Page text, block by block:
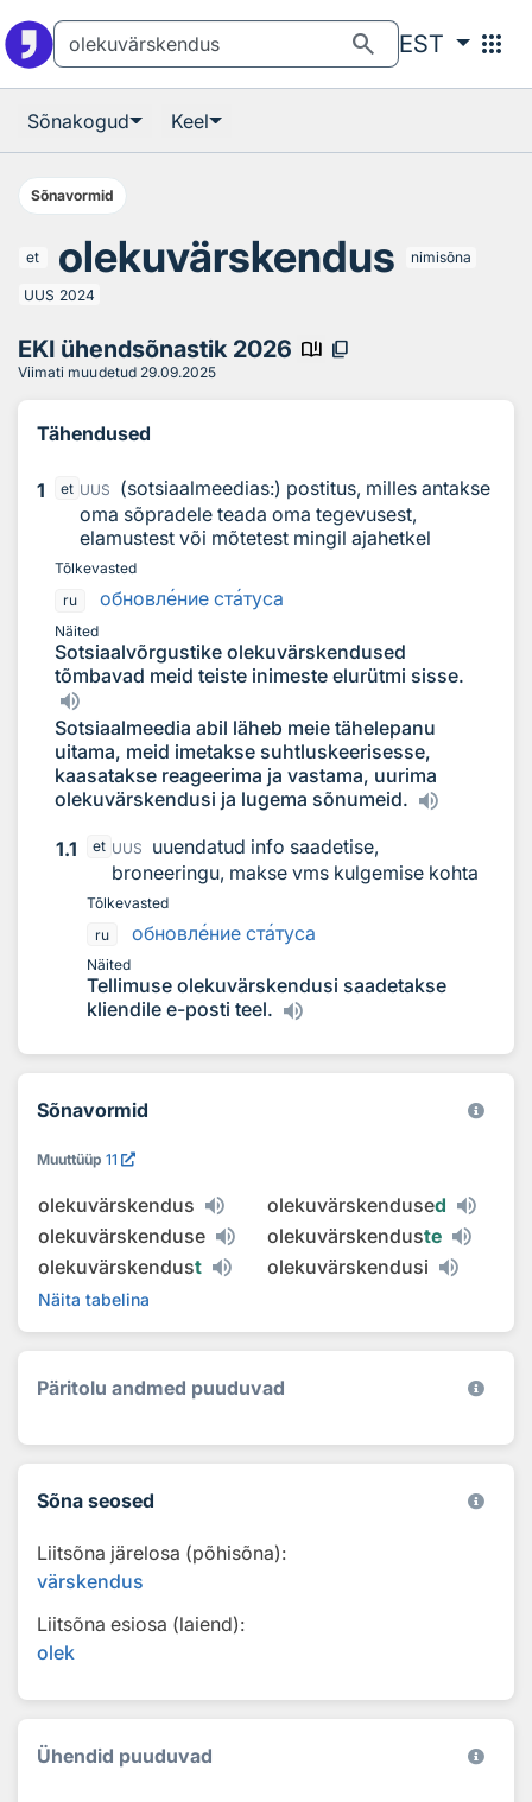
search EST apps
Sõnakogud Keel
Sõnavormid
et olekuvärskendus nimisõna
UUS 2024
EKI ühendsõnastik 2026 book_ribbon content_copy
Viimati muudetud 29.09.2025
Tähendused
1 et UUS
(sotsiaalmeedias:) postitus, milles antakse
oma sõpradele teada oma tegevusest,
elamustest või mõtetest mingil ajahetkel
Tõlkevasted
ru
обновление статуса
Näited
Sotsiaalvõrgustike olekuvärskendused
tõmbavad meid teiste inimeste elurütmi sisse.
Sotsiaalmeedia abil läheb meie tähelepanu
uitama, meid imetakse suhtluskeerisesse,
kaasatakse reageerima ja vastama, uurima
olekuvärskendusi ja lugema sõnumeid.
1.1 et UUS
uuendatud info saadetise,
broneeringu, makse vms kulgemise kohta
Tõlkevasted
ru
обновление статуса
Näited
Tellimuse olekuvärskendusi saadetakse
kliendile e-posti teel.
Sõnavormid
Muuttüüp 11
olekuvärskendus olekuvärskendused
olekuvärskenduse
olekuvärskenduste
olekuvärskendust olekuvärskendusi
Näita tabelina
Päritolu andmed puuduvad
Sõna seosed
Liitsõna järelosa (põhisõna):
värskendus
Liitsõna esiosa (laiend):
olek
Ühendid puuduvad